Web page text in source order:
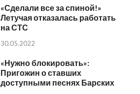
«Сделали все за спиной!»
Летучая отказалась работать
на СТС
30.05.2022
«Нужно блокировать»:
Пригожин о ставших
доступными песнях Барских